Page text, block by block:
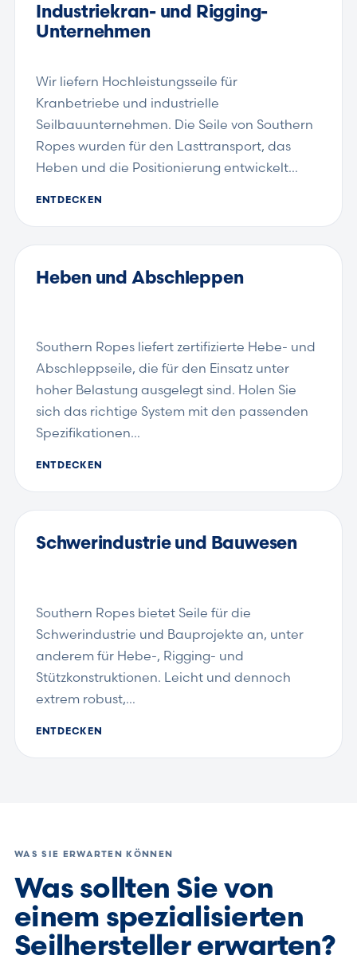
Industriekran- und Rigging-
Unternehmen
Wir liefern Hochleistungsseile für
Kranbetriebe und industrielle
Seilbauunternehmen. Die Seile von Southern
Ropes wurden für den Lasttransport, das
Heben und die Positionierung entwickelt…
ENTDECKEN
Heben und Abschleppen
Southern Ropes liefert zertifizierte Hebe- und
Abschleppseile, die für den Einsatz unter
hoher Belastung ausgelegt sind. Holen Sie
sich das richtige System mit den passenden
Spezifikationen…
ENTDECKEN
Schwerindustrie und Bauwesen
Southern Ropes bietet Seile für die
Schwerindustrie und Bauprojekte an, unter
anderem für Hebe-, Rigging- und
Stützkonstruktionen. Leicht und dennoch
extrem robust,…
ENTDECKEN
WAS SIE ERWARTEN KÖNNEN
Was sollten Sie von
einem spezialisierten
Seilhersteller erwarten?